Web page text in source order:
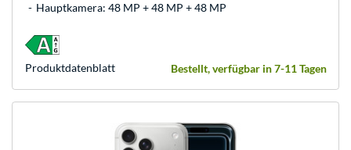
Hauptkamera: 48 MP + 48 MP + 48 MP
Bestellt, verfügbar in 7-11 Tagen
Produkt­datenblatt